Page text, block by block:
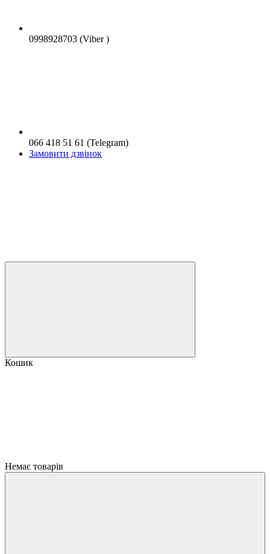
0998928703 (Viber )
066 418 51 61 (Telegram)
Замовити дзвінок
Кошик
Немає товарів